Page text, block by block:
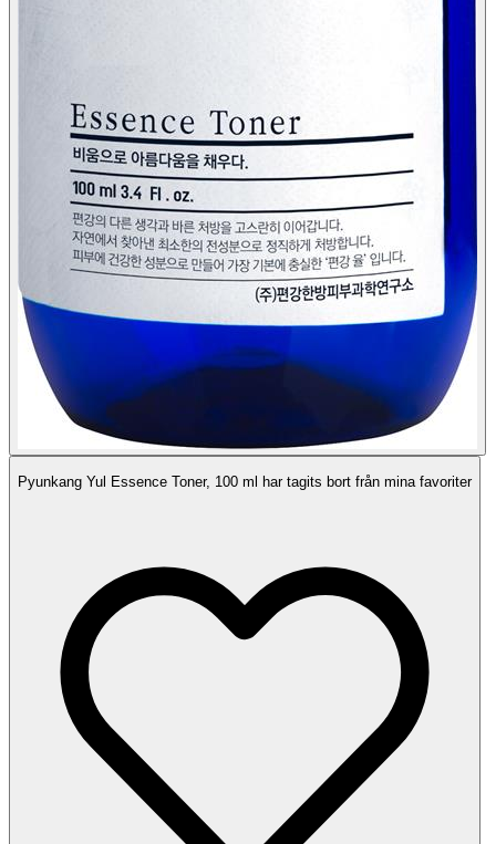
Pyunkang Yul Essence Toner, 100 ml har tagits bort från mina favoriter